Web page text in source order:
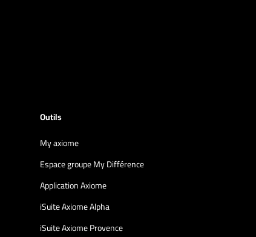
Outils
My axiome
Espace groupe My Différence
Application Axiome
iSuite Axiome Alpha
iSuite Axiome Provence